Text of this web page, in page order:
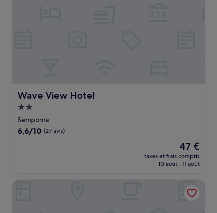
Wave View Hotel
Wave View Hotel
Hébergement
2.0 étoiles
Semporna
6.6
6,6/10 (27 avis)
Le
nouveau
prix
de
47 €
47 €
taxes et frais compris
10 août - 11 août